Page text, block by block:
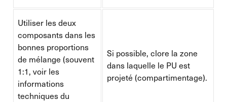
Utiliser les deux
composants dans les
bonnes proportions
de mélange (souvent
1:1, voir les
informations
techniques du
Si possible, clore la zone
dans laquelle le PU est
projeté (compartimentage).